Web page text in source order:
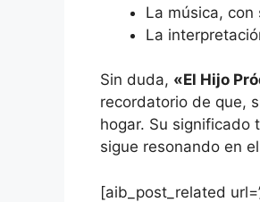
La música,
La
Sin duda, «El Hijo
recordatorio de que,
hogar. Su significado
sigue resonando en
[aib_post_related